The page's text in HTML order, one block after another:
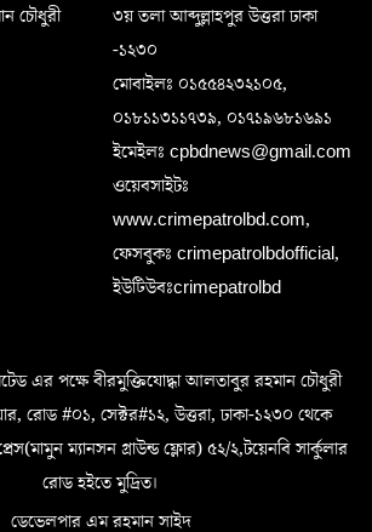
চৌধুরী
৩য় তলা আব্দুল্লাহপুর উত্তরা ঢাকা
-১২৩০
মোবাইলঃ ০১৫৫৪২৩২১০৫,
০১৮১১৩১১৭৩৯, ০১৭১৯৬৮১৬৯১
ইমেইলঃ cpbdnews@gmail.com
ওয়েবসাইটঃ
www.crimepatrolbd.com,
ফেসবুকঃ crimepatrolbdofficial,
ইউটিউবঃcrimepatrolbd
এর পক্ষে বীরমুক্তিযোদ্ধা আলতাবুর রহমান চৌধুরী
রোড #০১, সেক্টর#১২, উত্তরা, ঢাকা-১২৩০ থেকে
ম্যানসন গ্রাউন্ড ফ্লোর) ৫২/২,টয়েনবি সার্কুলার
রোড হইতে মুদ্রিত।
ডেভেলপার এম রহমান সাইদ